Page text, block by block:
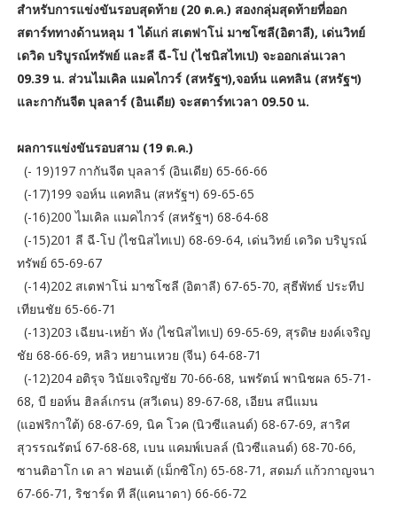
สำหรับการแข่งขันรอบสุดท้าย (20 ต.ค.) สองกลุ่มสุดท้ายที่ออก
สตาร์ททางด้านหลุม 1 ได้แก่ สเตฟาโน่ มาซโซลี(อิตาลี), เด่นวิทย์
เดวิด บริบูรณ์ทรัพย์ และลี ฉี-โป (ไชนิสไทเป) จะออกเล่นเวลา
09.39 น. ส่วนไมเคิล แมคไกวร์ (สหรัฐฯ),จอห์น แคทลิน (สหรัฐฯ)
และกากันจีต บุลลาร์ (อินเดีย) จะสตาร์ทเวลา 09.50 น.
ผลการแข่งขันรอบสาม (19 ต.ค.)
(- 19)197 กากันจีต บุลลาร์ (อินเดีย) 65-66-66
(-17)199 จอห์น แคทลิน (สหรัฐฯ) 69-65-65
(-16)200 ไมเคิล แมคไกวร์ (สหรัฐฯ) 68-64-68
(-15)201 ลี ฉี-โป (ไชนิสไทเป) 68-69-64, เด่นวิทย์ เดวิด บริบูรณ์
ทรัพย์ 65-69-67
(-14)202 สเตฟาโน่ มาซโซลี (อิตาลี) 67-65-70, สุธีพัทธ์ ประทีป
เทียนชัย 65-66-71
(-13)203 เฉียน-เหย้า หัง (ไชนิสไทเป) 69-65-69, สุรดิษ ยงค์เจริญ
ชัย 68-66-69, หลิว หยานเหวย (จีน) 64-68-71
(-12)204 อติรุจ วินัยเจริญชัย 70-66-68, นพรัตน์ พานิชผล 65-71-
68, บี ยอห์น ฮิลล์เกรน (สวีเดน) 89-67-68, เอียน สนีแมน
(แอฟริกาใต้) 68-67-69, นิค โวค (นิวซีแลนด์) 68-67-69, สาริศ
สุวรรณรัตน์ 67-68-68, เบน แคมพ์เบลล์ (นิวซีแลนด์) 68-70-66,
ซานติอาโก เด ลา ฟอนเต้ (เม็กซิโก) 65-68-71, สดมภ์ แก้วกาญจนา
67-66-71, ริชาร์ด ที ลี(แคนาดา) 66-66-72